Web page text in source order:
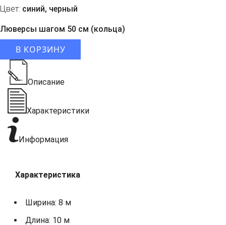
Цвет: синий, черный
Люверсы шагом 50 см (кольца)
В КОРЗИНУ
Описание
Характеристики
Информация
Характеристика
Ширина: 8 м
Длина: 10 м